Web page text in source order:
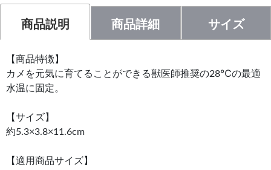
商品説明 商品詳細 サイズ
【商品特徴】
カメを元気に育てることができる獣医師推奨の28℃の最適
水温に固定。
【サイズ】
約5.3×3.8×11.6cm
【適用商品サイズ】